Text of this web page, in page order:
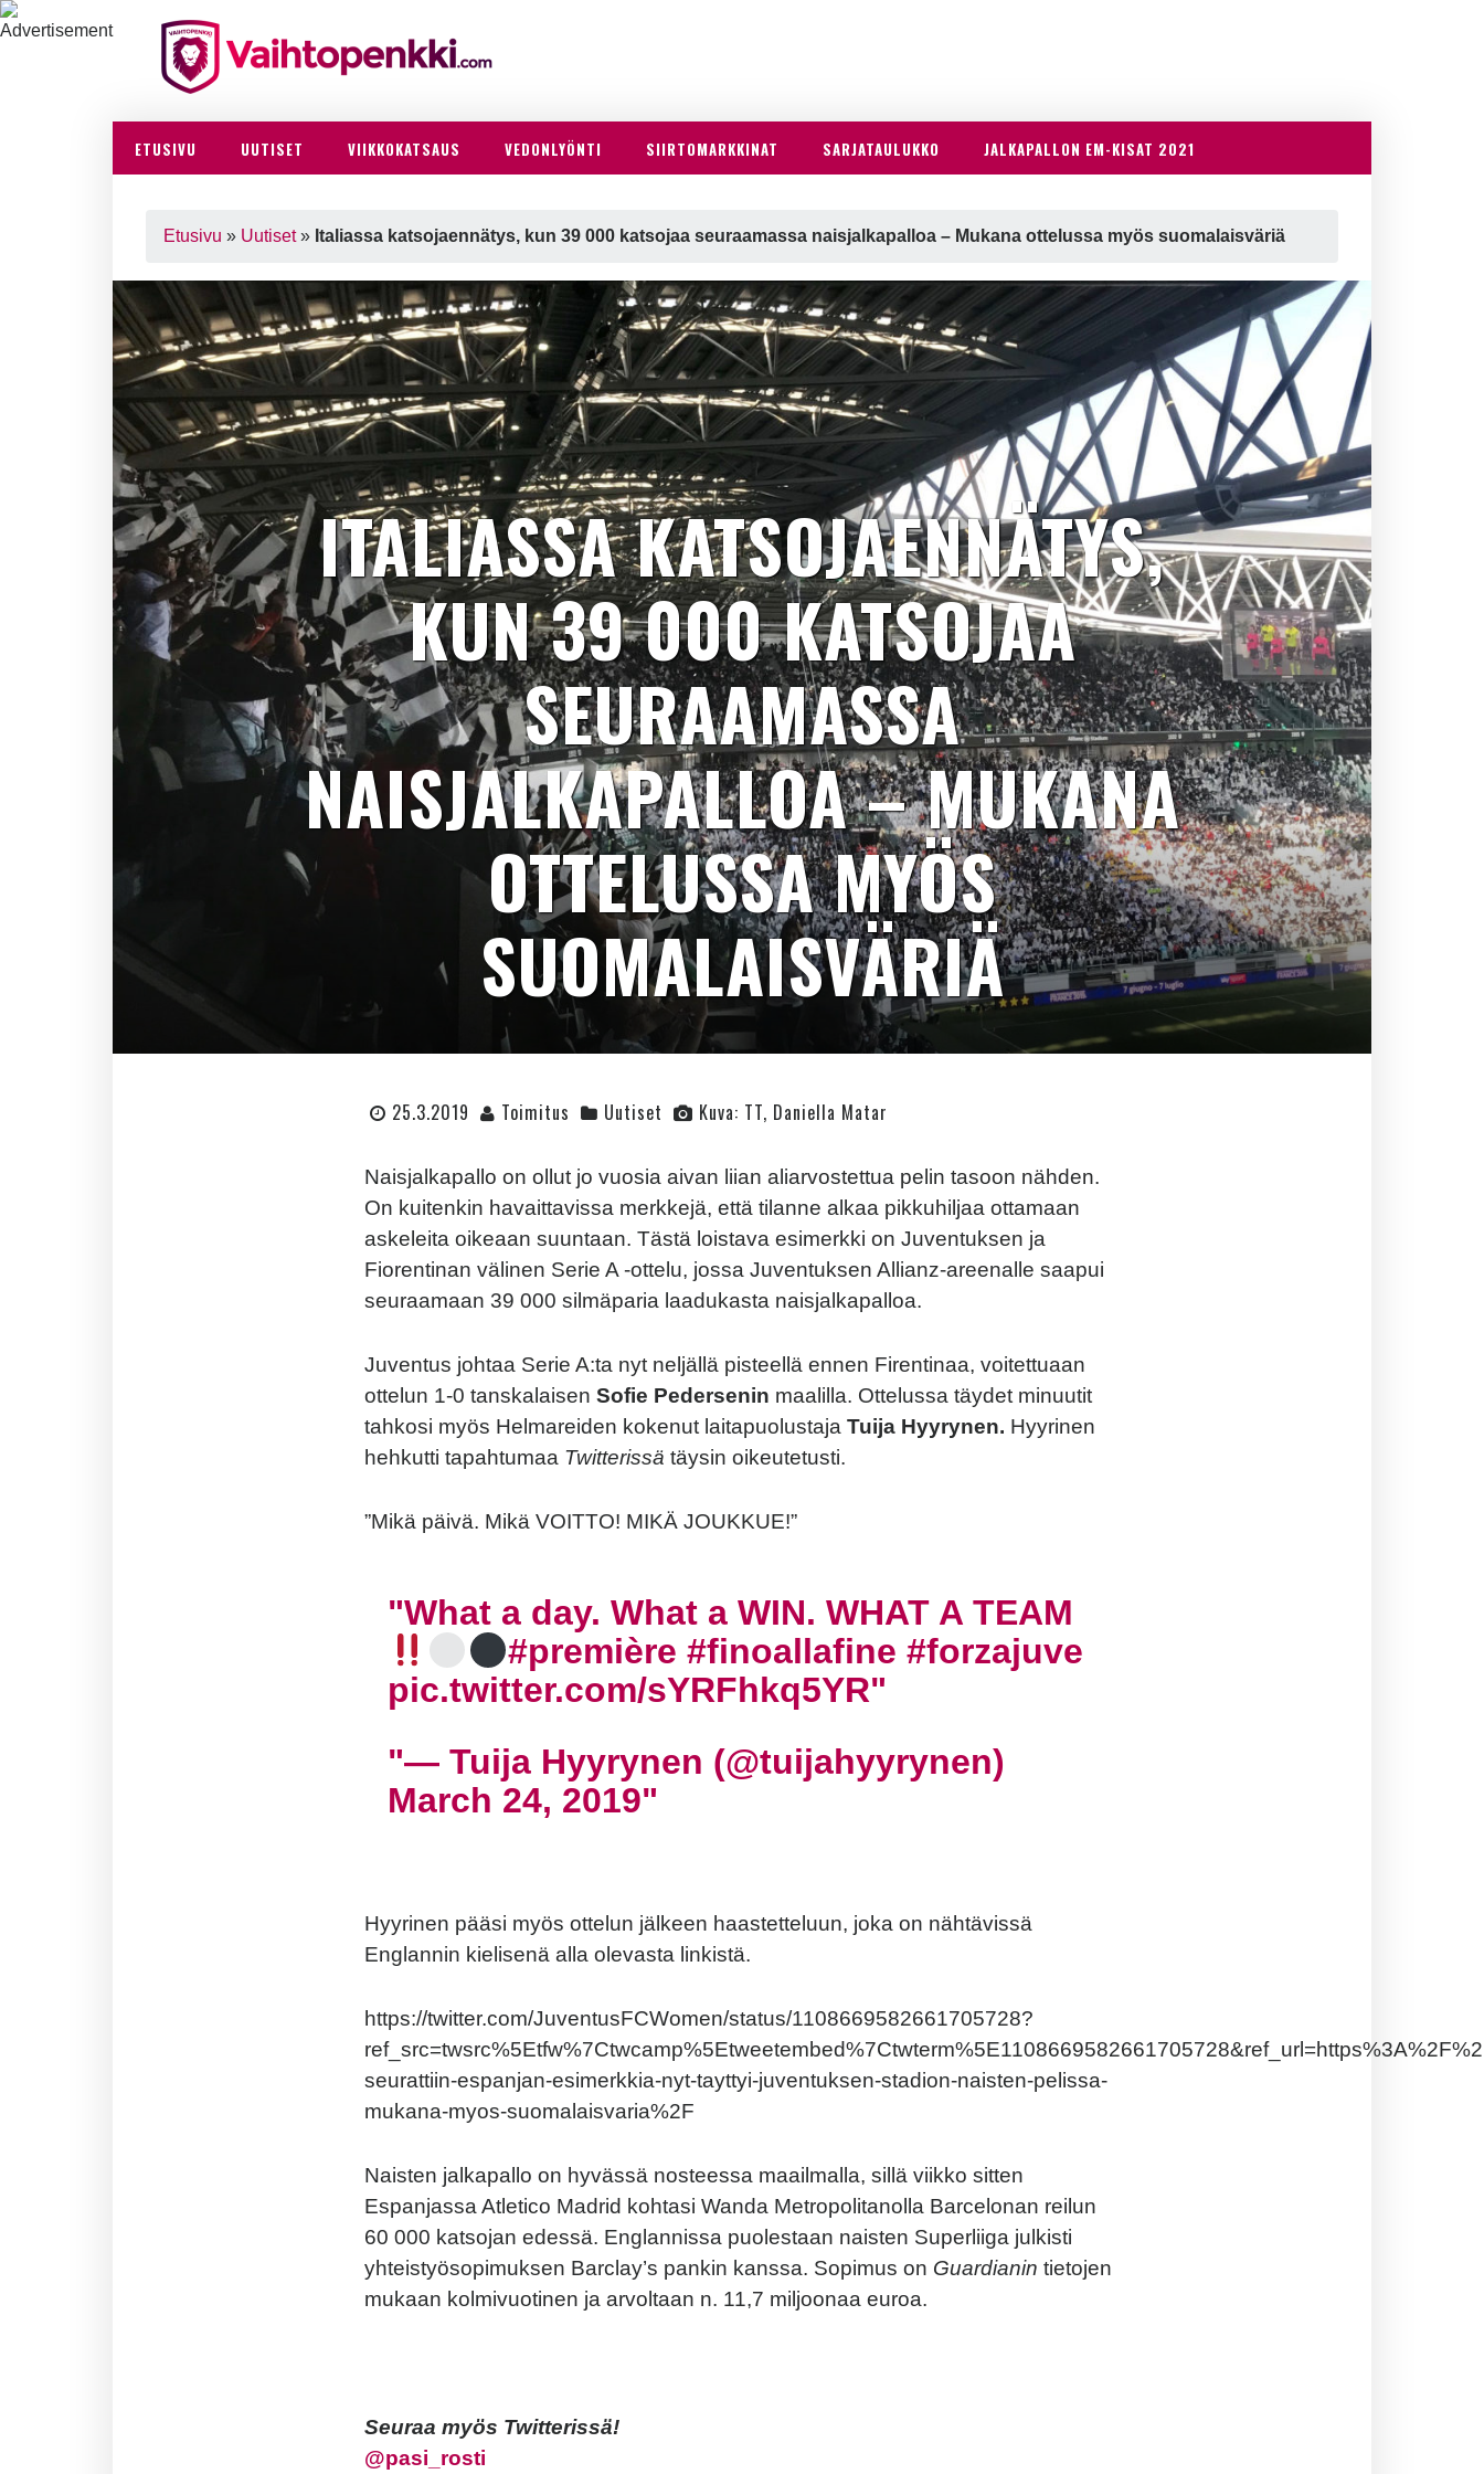
ETUSIVU UUTISET VIIKKOKATSAUS VEDONLYÖNTI SIIRTOMARKKINAT SARJATAULUKKO JALKAPALLON EM-KISAT 2021
Etusivu » Uutiset» Italiassa katsojaennätys, kun 39 000 katsojaa seuraamassa naisjalkapalloa – Mukana ottelussa myös suomalaisväriä
ITALIASSA KATSOJAENNÄTYS,
KUN 39 000 KATSOJAA
SEURAAMASSA
NAISJALKAPALLOA – MUKANA
OTTELUSSA MYÖS
SUOMALAISVÄRIÄ
25.3.2019 Toimitus Uutiset Kuva: TT, Daniella Matar
Naisjalkapallo on ollut jo vuosia aivan liian aliarvostettua pelin tasoon nähden.
On kuitenkin havaittavissa merkkejä, että tilanne alkaa pikkuhiljaa ottamaan
askeleita oikeaan suuntaan. Tästä loistava esimerkki on Juventuksen ja
Fiorentinan välinen Serie A -ottelu, jossa Juventuksen Allianz-areenalle saapui
seuraamaan 39 000 silmäparia laadukasta naisjalkapalloa.
Juventus johtaa Serie A:ta nyt neljällä pisteellä ennen Firentinaa, voitettuaan
ottelun 1-0 tanskalaisen Sofie Pedersenin maalilla. Ottelussa täydet minuutit
tahkosi myös Helmareiden kokenut laitapuolustaja Tuija Hyyrynen. Hyyrinen
hehkutti tapahtumaa Twitterissä täysin oikeutetusti.
”Mikä päivä. Mikä VOITTO! MIKÄ JOUKKUE!”
What a day. What a WIN. WHAT A TEAM
#première #finoallafine #forzajuve
pic.twitter.com/sYRFhkq5YR
— Tuija Hyyrynen (@tuijahyyrynen)
March 24, 2019
Hyyrinen pääsi myös ottelun jälkeen haastetteluun, joka on nähtävissä
Englannin kielisenä alla olevasta linkistä.
https://twitter.com/JuventusFCWomen/status/1108669582661705728?
seurattiin-espanjan-esimerkkia-nyt-tayttyi-juventuksen-stadion-naisten-pelissa-
mukana-myos-suomalaisvaria%2F
Naisten jalkapallo on hyvässä nosteessa maailmalla, sillä viikko sitten
Espanjassa Atletico Madrid kohtasi Wanda Metropolitanolla Barcelonan reilun
60 000 katsojan edessä. Englannissa puolestaan naisten Superliiga julkisti
yhteistyösopimuksen Barclay’s pankin kanssa. Sopimus on Guardianin tietojen
mukaan kolmivuotinen ja arvoltaan n. 11,7 miljoonaa euroa.
Seuraa myös Twitterissä!
@pasi_rosti